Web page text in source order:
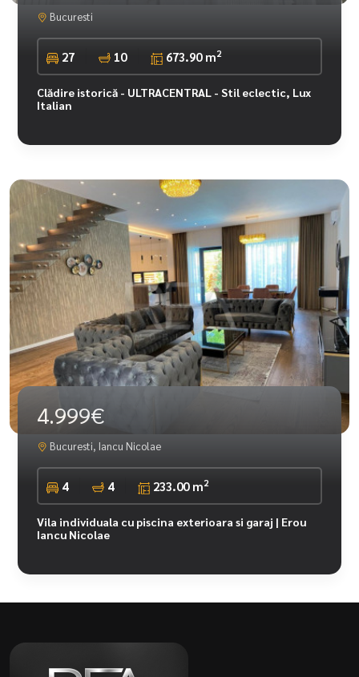
Bucuresti
27 10 673.90 m2
Clădire istorică - ULTRACENTRAL - Stil eclectic, Lux
Italian
4.999€
Bucuresti, Iancu Nicolae
4 4 233.00 m2
Vila individuala cu piscina exterioara si garaj | Erou
Iancu Nicolae